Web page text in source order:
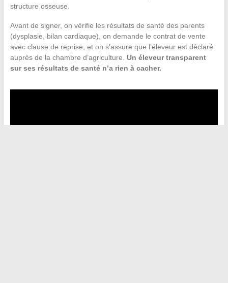
structure osseuse.
Avant de signer, on vérifie les résultats de santé des parents
(dysplasie, bilan cardiaque), on demande le contrat de vente
avec clause de reprise, et on s’assure que l’éleveur est déclaré
auprès de la chambre d’agriculture. Un éleveur transparent
sur ses résultats de santé n’a rien à cacher.